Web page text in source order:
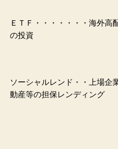
ＥＴＦ・・・・・・・海外高
の投資
ソーシャルレンド・・上場企
動産等の担保レンディング